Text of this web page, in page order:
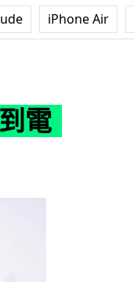
iPhone Air
電